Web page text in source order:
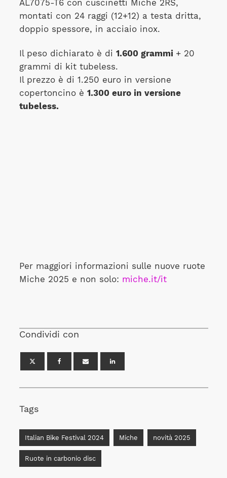
AL7075-T6 con cuscinetti Miche 2RS,
montati con 24 raggi (12+12) a testa dritta,
doppio spessore, in acciaio inox.
Il peso dichiarato è di 1.600 grammi + 20
grammi di kit tubeless.
Il prezzo è di 1.250 euro in versione
copertoncino è 1.300 euro in versione
tubeless.
Per maggiori informazioni sulle nuove ruote
Miche 2025 e non solo: miche.it/it
Condividi con
Tags
Italian Bike Festival 2024 Miche novità 2025
Ruote in carbonio disc